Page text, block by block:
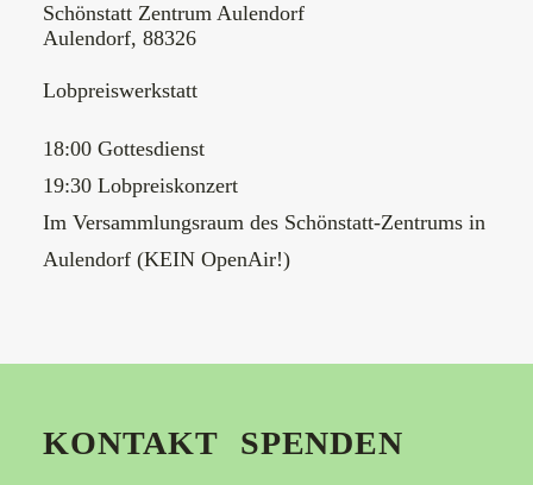
Schönstatt Zentrum Aulendorf
Aulendorf, 88326
Lobpreiswerkstatt
18:00 Gottesdienst
19:30 Lobpreiskonzert
Im Versammlungsraum des Schönstatt-Zentrums in
Aulendorf (KEIN OpenAir!)
KONTAKT SPENDEN